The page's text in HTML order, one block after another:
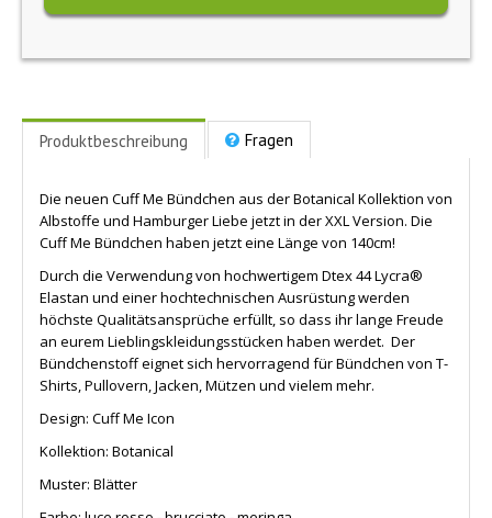
Produktbeschreibung Fragen
Die neuen Cuff Me Bündchen aus der Botanical Kollektion von
Albstoffe und Hamburger Liebe jetzt in der XXL Version. Die
Cuff Me Bündchen haben jetzt eine Länge von 140cm!
Durch die Verwendung von hochwertigem Dtex 44 Lycra®
Elastan und einer hochtechnischen Ausrüstung werden
höchste Qualitätsansprüche erfüllt, so dass ihr lange Freude
an eurem Lieblingskleidungsstücken haben werdet. Der
Bündchenstoff eignet sich hervorragend für Bündchen von T-
Shirts, Pullovern, Jacken, Mützen und vielem mehr.
Design: Cuff Me Icon
Kollektion: Botanical
Muster: Blätter